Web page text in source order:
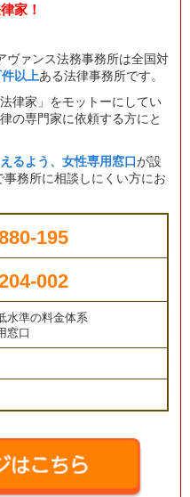
家！
ヴァンス法務事務所は全国対
以上ある法律事務所です。
律家」をモットーにしてい
の専門家に依頼する方にと
るよう、女性専用窓口が設
務所に相談しにくい方にお
195
002
水準の料金体系
窓口